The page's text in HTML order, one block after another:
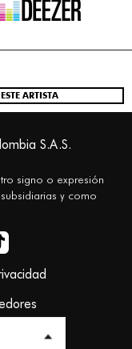
ARTISTA
S.A.S.
signo o expresión
y como